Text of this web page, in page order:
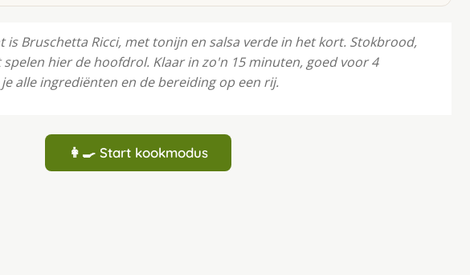
is Bruschetta Ricci, met tonijn en salsa verde in het kort. Stokbrood,
hier de hoofdrol. Klaar in zo'n 15 minuten, goed voor 4
alle ingrediënten en de bereiding op een rij.
👩‍🍳 Start kookmodus